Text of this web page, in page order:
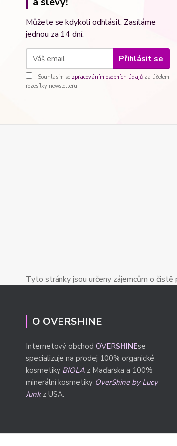
Můžete se kdykoli odhlásit. Zasíláme
jednou za 14 dní.
Přihlásit se
Souhlasím se zpracováním osobních údajů za účelem
rozesílky newsletteru.
Tyto stránky jsou určeny zájemcům o
O OVERSHINE
Internetový obchod OVERSHINEse
specializuje na prodej 100% organické
kosmetiky BIOLA z Maďarska a 100%
minerální kosmetiky OverShine by Lucy
Junkz USA.